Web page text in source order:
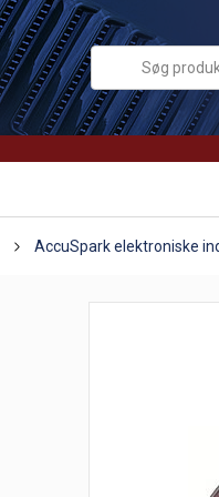
AccuSpark elektroniske